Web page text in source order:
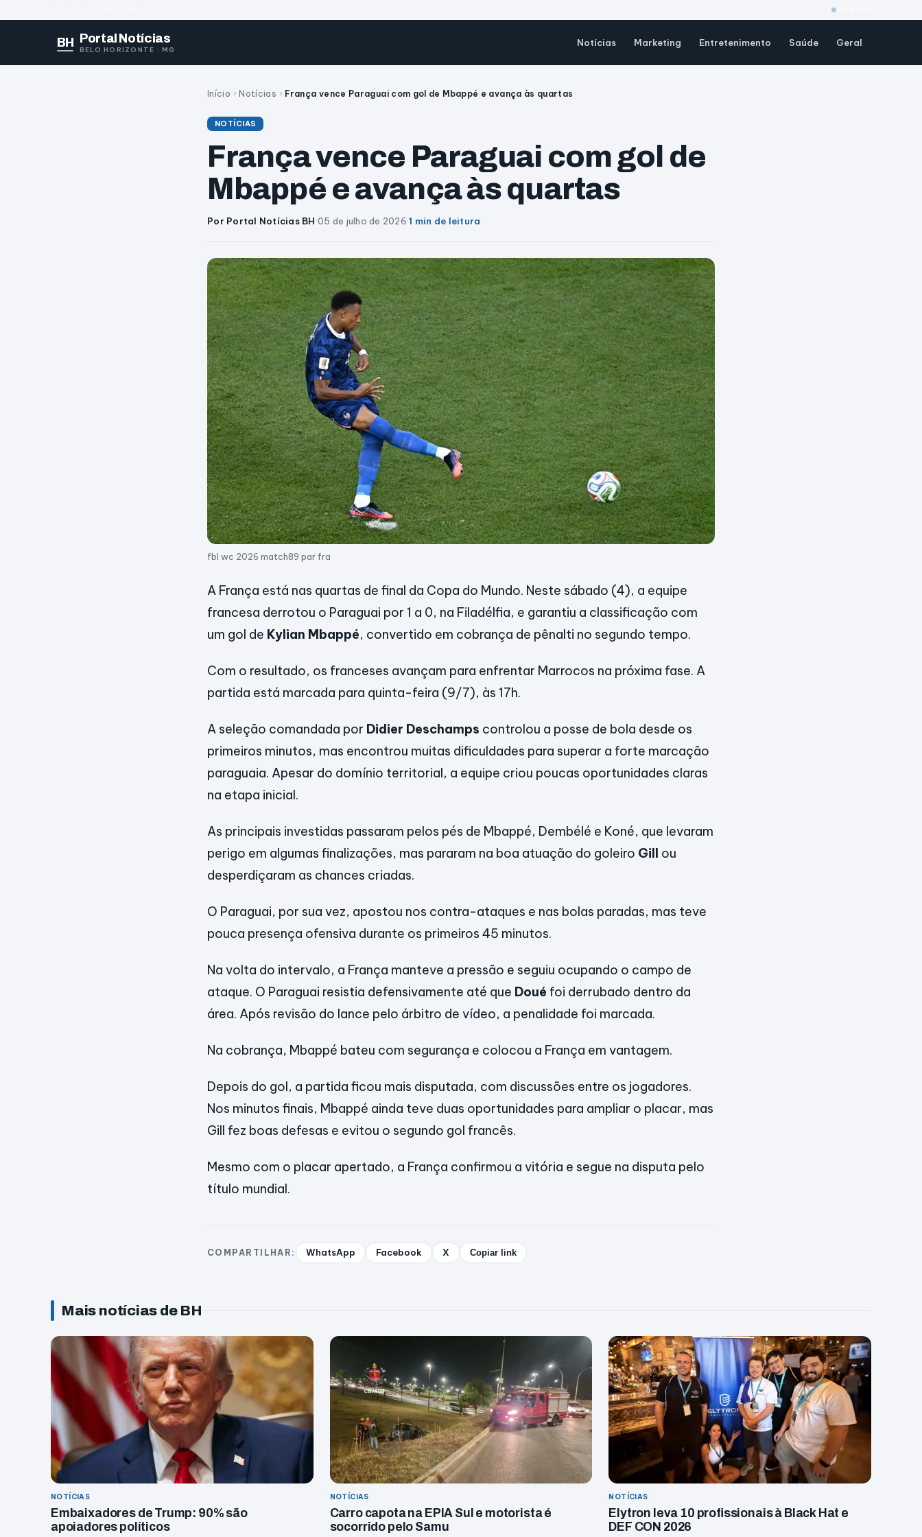
BH Portal Notícias
BELO HORIZONTE · MG
Notícias Marketing Entretenimento Saúde Geral
Início › Notícias › França vence Paraguai com gol de Mbappé e avança às quartas
NOTÍCIAS
França vence Paraguai com gol de
Mbappé e avança às quartas
Por Portal Notícias BH·05 de julho de 2026·1 min de leitura
fbl wc 2026 match89 par fra
A França está nas quartas de final da Copa do Mundo. Neste sábado (4), a equipe
francesa derrotou o Paraguai por 1 a 0, na Filadélfia, e garantiu a classificação com
um gol de Kylian Mbappé, convertido em cobrança de pênalti no segundo tempo.
Com o resultado, os franceses avançam para enfrentar Marrocos na próxima fase. A
partida está marcada para quinta-feira (9/7), às 17h.
A seleção comandada por Didier Deschamps controlou a posse de bola desde os
primeiros minutos, mas encontrou muitas dificuldades para superar a forte marcação
paraguaia. Apesar do domínio territorial, a equipe criou poucas oportunidades claras
na etapa inicial.
As principais investidas passaram pelos pés de Mbappé, Dembélé e Koné, que levaram
perigo em algumas finalizações, mas pararam na boa atuação do goleiro Gill ou
desperdiçaram as chances criadas.
O Paraguai, por sua vez, apostou nos contra-ataques e nas bolas paradas, mas teve
pouca presença ofensiva durante os primeiros 45 minutos.
Na volta do intervalo, a França manteve a pressão e seguiu ocupando o campo de
ataque. O Paraguai resistia defensivamente até que Doué foi derrubado dentro da
área. Após revisão do lance pelo árbitro de vídeo, a penalidade foi marcada.
Na cobrança, Mbappé bateu com segurança e colocou a França em vantagem.
Depois do gol, a partida ficou mais disputada, com discussões entre os jogadores.
Nos minutos finais, Mbappé ainda teve duas oportunidades para ampliar o placar, mas
Gill fez boas defesas e evitou o segundo gol francês.
Mesmo com o placar apertado, a França confirmou a vitória e segue na disputa pelo
título mundial.
COMPARTILHAR: WhatsApp Facebook X Copiar link
Mais notícias de BH
NOTÍCIAS
Embaixadores de Trump: 90% são
apoiadores políticos
NOTÍCIAS
Carro capota na EPIA Sul e motorista é
socorrido pelo Samu
NOTÍCIAS
Elytron leva 10 profissionais à Black Hat e
DEF CON 2026